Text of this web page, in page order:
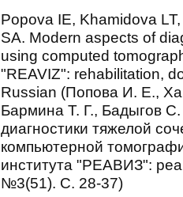
Popova IE, Khamidova
SA. Modern aspects of
using computed
"REAVIZ": rehabilitation,
Russian (Попова И. Е.,
Бармина Т. Г., Бадыгов
диагностики тяжелой
компьютерной
института "РЕАВИЗ":
№3(51). С. 28-37)